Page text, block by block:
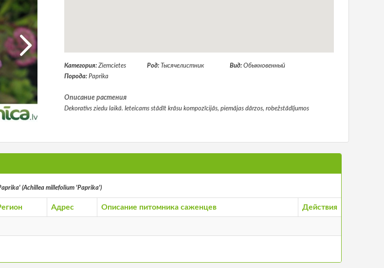
Категория: Ziemcietes Род: Тысячелистник Вид: Обыкновенный
Порода: Paprika
Описание растения
Dekoratīvs ziedu laikā. Ieteicams stādīt krāsu kompozīcijās, piemājas dārzos, robežstādījumos
(Achillea millefolium 'Paprika')
Адрес Описание питомника саженцев Действия